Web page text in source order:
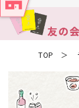
TOP ＞